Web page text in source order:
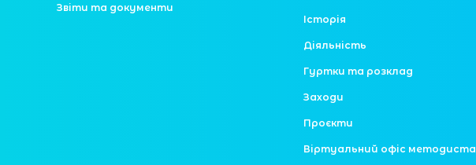
Звіти та документи
Історія
Діяльність
Гуртки та розклад
Заходи
Проєкти
Віртуальний офіс методиста